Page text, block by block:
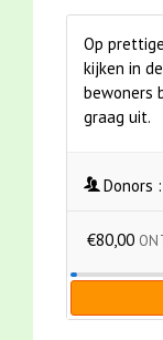
Op
kijken in
bewoners
graag uit.
Donors :
€80,00